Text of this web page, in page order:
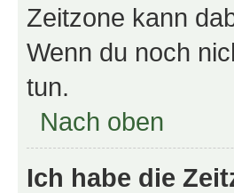
Zeitzone kann
Wenn du noch
tun.
Nach oben
Ich habe die